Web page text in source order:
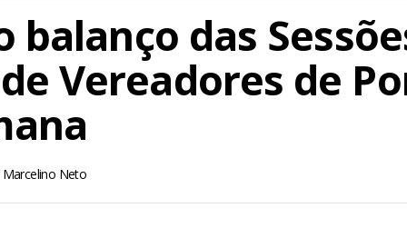
balanço das
Vereadores de
Marcelino Neto